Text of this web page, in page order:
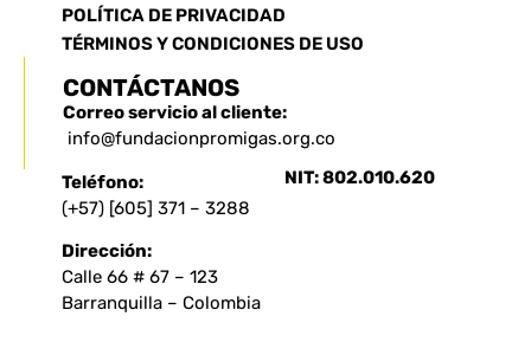
POLÍTICA DE PRIVACIDAD
TÉRMINOS Y CONDICIONES DE USO
CONTÁCTANOS
Correo servicio al cliente:
info@fundacionpromigas.org.co
Teléfono:
(+57) [605] 371 – 3288
Dirección:
Calle 66 # 67 – 123
Barranquilla – Colombia
NIT: 802.010.620